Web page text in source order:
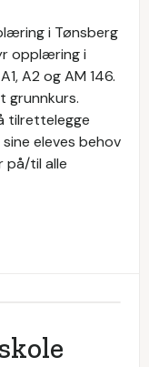
i Tønsberg
opplæring i
A2 og AM 146.
grunnkurs.
tilrettelegge
eleves behov
på/til alle